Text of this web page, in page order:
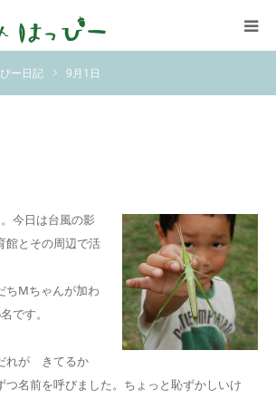
ー日記 9月1日
今日は台風の影
館とその周辺で活
ちMちゃんが加わ
です。
れが きてるか
つ名前を呼びました。ちょっと恥ずかしいけ
て